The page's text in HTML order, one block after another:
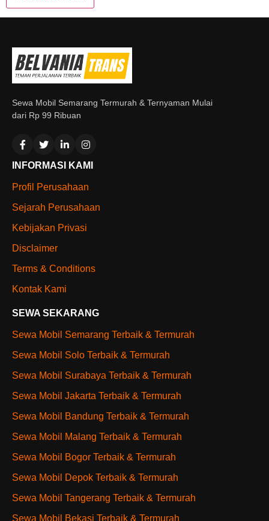
Sewa Mobil Semarang Termurah & Ternyaman Mulai
dari Rp 99 Ribuan
INFORMASI KAMI
Profil Perusahaan
Sejarah Perusahaan
Kebijakan Privasi
Disclaimer
Terms & Conditions
Kontak Kami
SEWA SEKARANG
Sewa Mobil Semarang Terbaik & Termurah
Sewa Mobil Solo Terbaik & Termurah
Sewa Mobil Surabaya Terbaik & Termurah
Sewa Mobil Jakarta Terbaik & Termurah
Sewa Mobil Bandung Terbaik & Termurah
Sewa Mobil Malang Terbaik & Termurah
Sewa Mobil Bogor Terbaik & Termurah
Sewa Mobil Depok Terbaik & Termurah
Sewa Mobil Tangerang Terbaik & Termurah
Sewa Mobil Bekasi Terbaik & Termurah